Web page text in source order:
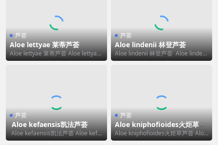
芦荟
Aloe lettyae 莱蒂芦荟
Aloe lettyae 莱蒂芦荟 Aloe lettyae
的标准中文翻译为“...
芦荟
Aloe lindenii 林登芦荟
Aloe lindenii 林登芦荟 Aloe lindeni
i 的标准中文翻...
芦荟
Aloe kefaensis凯法芦荟
Aloe kefaensis凯法芦荟 Aloe kefa
ensis 的标准中文...
芦荟
Aloe kniphofioides火炬草芦
荟
Aloe kniphofioides火炬草芦荟 Aloe
kniphofioid...